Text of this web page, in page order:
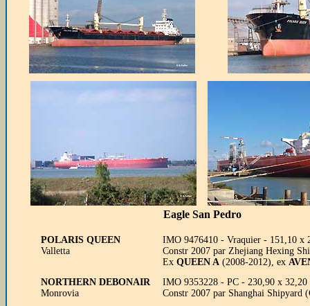
Eagle San Pedro
POLARIS QUEEN
Valletta
IMO 9476410 - Vraquier - 151,10 x
Constr 2007 par Zhejiang Hexing
Ex QUEEN A (2008-2012), ex
NORTHERN DEBONAIR
Monrovia
IMO 9353228 - PC - 230,90 x
Constr 2007 par Shanghai